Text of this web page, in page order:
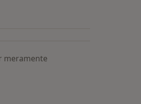
meramente